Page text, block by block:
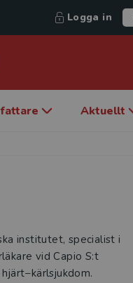
Logga in
Aktuellt
institutet, specialist i
vid Capio S:t